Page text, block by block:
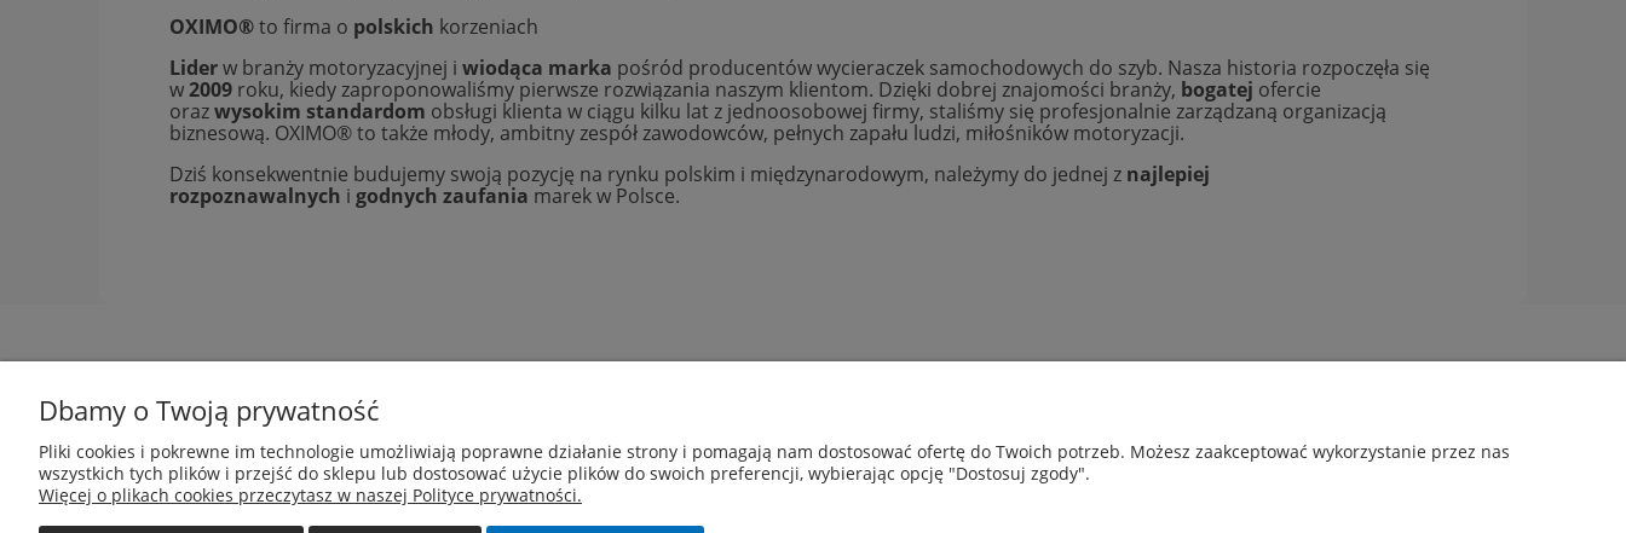
OXIMO®to firma o polskich korzeniach
Liderw branży motoryzacyjnej i wiodąca marka pośród producentów wycieraczek samochodowych do szyb. Nasza historia rozpoczęła się
w2009 roku, kiedy zaproponowaliśmy pierwsze rozwiązania naszym klientom. Dzięki dobrej znajomości branży, bogatej ofercie
orazwysokim standardom obsługi klienta w ciągu kilku lat z jednoosobowej firmy, staliśmy się profesjonalnie zarządzaną organizacją
biznesową. OXIMO® to także młody, ambitny zespół zawodowców, pełnych zapału ludzi, miłośników motoryzacji.
Dziś konsekwentnie budujemy swoją pozycję na rynku polskim i międzynarodowym, należymy do jednej z najlepiej
rozpoznawalnych i godnych zaufania marek w Polsce.
81-002 Gdynia
Twoje zamówienia
Przechowalnia
Czas i koszty dostawy Kontakt i dane firmy
Dbamy o Twoją prywatność
Pliki cookies i pokrewne im technologie umożliwiają poprawne działanie strony i pomagają nam dostosować ofertę do Twoich potrzeb. Możesz zaakceptować wykorzystanie przez nas
wszystkich tych plików i przejść do sklepu lub dostosować użycie plików do swoich preferencji, wybierając opcję "Dostosuj zgody".
Więcej o plikach cookies przeczytasz w naszej Polityce prywatności.